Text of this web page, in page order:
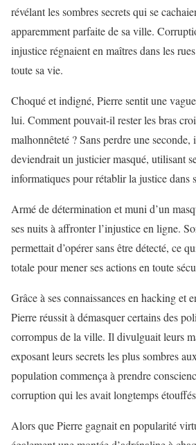
révélant les sombres secrets qui se
apparemment parfaite de sa ville.
injustice régnaient en maîtres dans les
toute sa vie.
Choqué et indigné, Pierre sentit une
lui. Comment pouvait-il rester les bras
malhonnêteté ? Sans perdre une
deviendrait un justicier masqué, utilisant
informatiques pour rétablir la justice dans
Armé de détermination et muni d’un
ses nuits à affronter l’injustice en ligne.
permettait d’opérer sans être détecté, ce
totale pour mener ses actions en toute
Grâce à ses connaissances en hacking et
Pierre réussit à démasquer certains des
corrompus de la ville. Il divulguait leurs
exposant leurs secrets les plus sombres
population commença à prendre
corruption qui les avait longtemps
Alors que Pierre gagnait en popularité